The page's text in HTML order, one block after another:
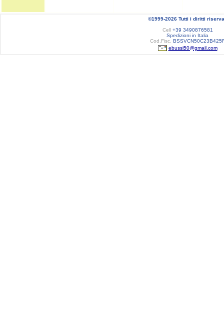
©1999-2026 Tutti i diritti
Cell+39 3490876581
Spedizioni in Italia
Cod.Fisc.
ebussi50@gmail.com